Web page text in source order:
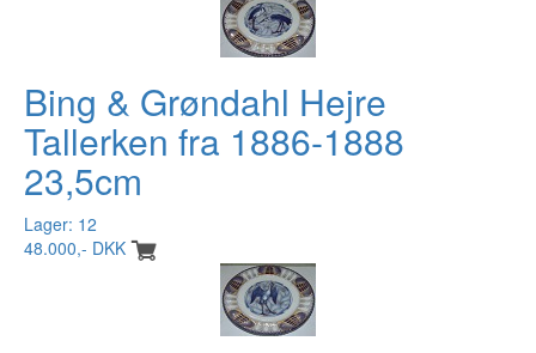
Bing & Grøndahl Hejre
Tallerken fra 1886-1888
23,5cm
Lager: 12
48.000,- DKK